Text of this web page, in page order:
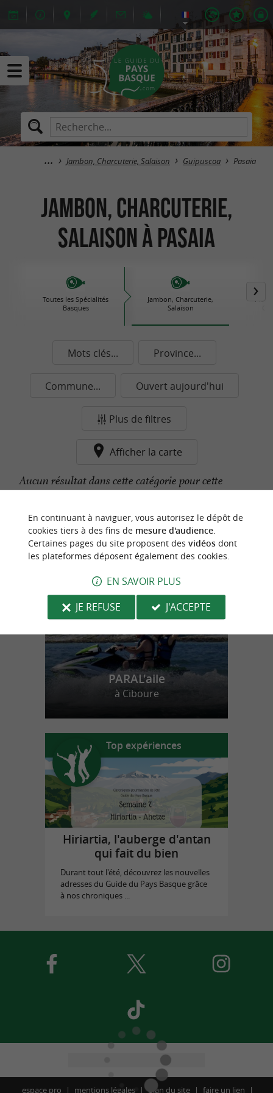
Jambon, Charcuterie, Salaison Guipuscoa Pasaia
Jambon, Charcuterie,
Salaison à Pasaia
Toutes les Spécialités
Basques
Jambon, Charcuterie,
Salaison
Plats
Mots clés... Province...
Commune... Ouvert aujourd'hui
Plus de filtres
Afficher la carte
Aucun résultat dans cette catégorie pour cette
n
o
t
r
e
c
o
u
p
d
e
c
o
e
u
r
PARAL'aile
à Ciboure
Top expériences
Hiriartia, l'auberge d'antan
qui fait du bien
Durant tout l'été, découvrez les nouvelles
adresses du Guide du Pays Basque grâce
à nos chroniques ...
espace pro mentions légales plan du site faire un lien
En continuant à naviguer, vous autorisez le dépôt de
cookies tiers à des fins de mesure d'audience.
Certaines pages du site proposent des vidéosdont
les plateformes déposent également des cookies.
EN SAVOIR PLUS
JE REFUSE
J'ACCEPTE